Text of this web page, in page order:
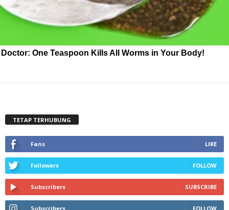
Doctor: One Teaspoon Kills All Worms in Your Body!
TETAP TERHUBUNG
Fans LIKE
Followers FOLLOW
Subscribers SUBSCRIBE
Subscribers FOLLOW